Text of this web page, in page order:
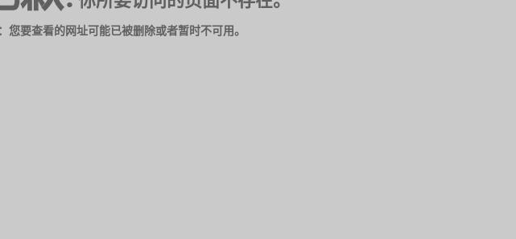
您要查看的网址可能已被删除或者暂时不可用。